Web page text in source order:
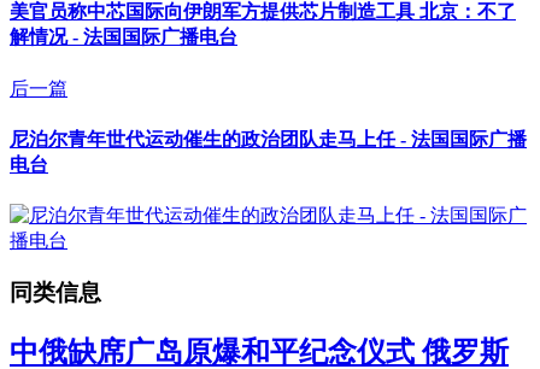
美官员称中芯国际向伊朗军方提供芯片制造工具 北京：不了
解情况 - 法国国际广播电台
后一篇
尼泊尔青年世代运动催生的政治团队走马上任 - 法国国际广播
电台
同类信息
中俄缺席广岛原爆和平纪念仪式 俄罗斯